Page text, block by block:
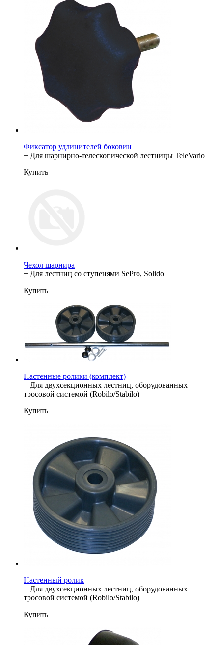
Фиксатор удлинителей боковин
+ Для шарнирно-телескопической лестницы TeleVario
Купить
Чехол шарнира
+ Для лестниц со ступенями SePro, Solido
Купить
Настенные ролики (комплект)
+ Для двухсекционных лестниц, оборудованных
тросовой системой (Robilo/Stabilo)
Купить
Настенный ролик
+ Для двухсекционных лестниц, оборудованных
тросовой системой (Robilo/Stabilo)
Купить